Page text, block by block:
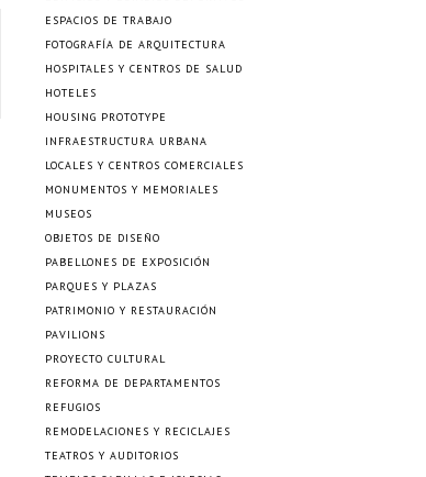
ESPACIOS DE TRABAJO
FOTOGRAFÍA DE ARQUITECTURA
HOSPITALES Y CENTROS DE SALUD
HOTELES
HOUSING PROTOTYPE
INFRAESTRUCTURA URBANA
LOCALES Y CENTROS COMERCIALES
MONUMENTOS Y MEMORIALES
MUSEOS
OBJETOS DE DISEÑO
PABELLONES DE EXPOSICIÓN
PARQUES Y PLAZAS
PATRIMONIO Y RESTAURACIÓN
PAVILIONS
PROYECTO CULTURAL
REFORMA DE DEPARTAMENTOS
REFUGIOS
REMODELACIONES Y RECICLAJES
TEATROS Y AUDITORIOS